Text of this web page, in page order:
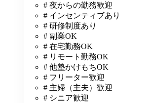
# 夜からの勤務歓迎
# インセンティブあり
# 研修制度あり
# 副業OK
# 在宅勤務OK
# リモート勤務OK
# 他塾かけもちOK
# フリーター歓迎
# 主婦（主夫）歓迎
# シニア歓迎